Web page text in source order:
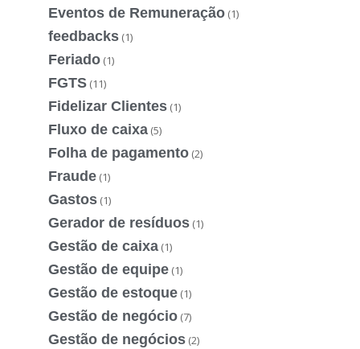
Eventos de Remuneração (1)
feedbacks (1)
Feriado (1)
FGTS (11)
Fidelizar Clientes (1)
Fluxo de caixa (5)
Folha de pagamento (2)
Fraude (1)
Gastos (1)
Gerador de resíduos (1)
Gestão de caixa (1)
Gestão de equipe (1)
Gestão de estoque (1)
Gestão de negócio (7)
Gestão de negócios (2)